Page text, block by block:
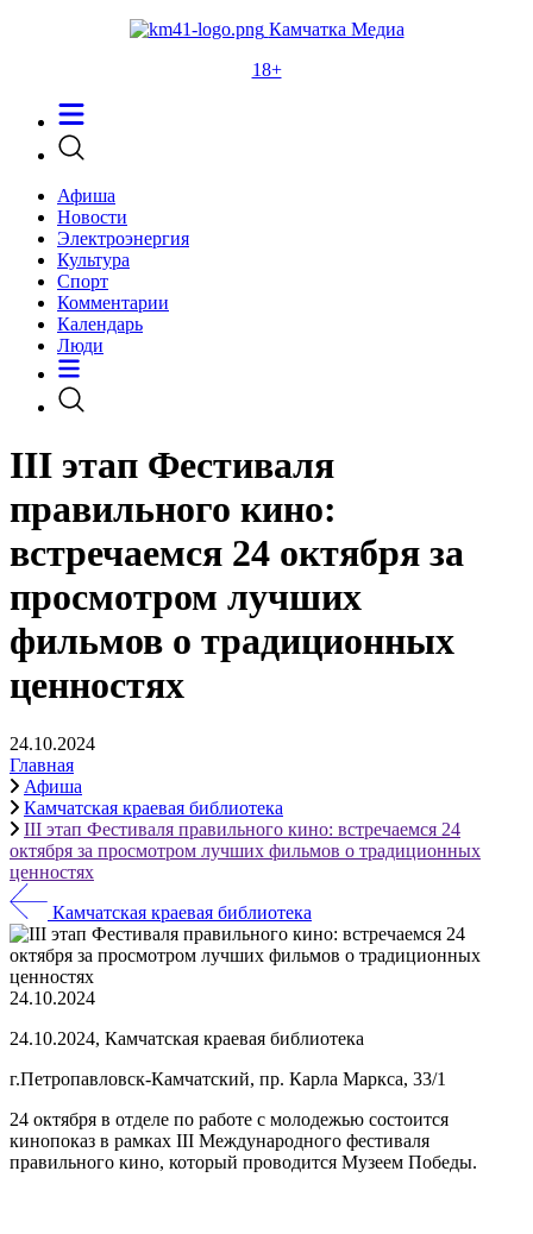
Камчатка Медиа
18+
Афиша
Новости
Электроэнергия
Культура
Спорт
Комментарии
Календарь
Люди
III этап Фестиваля
правильного кино:
встречаемся 24 октября за
просмотром лучших
фильмов о традиционных
ценностях
24.10.2024
Главная
Афиша
Камчатская краевая библиотека
III этап Фестиваля правильного кино: встречаемся 24
октября за просмотром лучших фильмов о традиционных
ценностях
Камчатская краевая библиотека
24.10.2024
24.10.2024, Камчатская краевая библиотека
г.Петропавловск-Камчатский, пр. Карла Маркса, 33/1
24 октября в отделе по работе с молодежью состоится
кинопоказ в рамках III Международного фестиваля
правильного кино, который проводится Музеем Победы.